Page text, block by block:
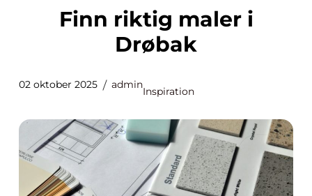
Finn riktig maler i
Drøbak
02 oktober 2025 admin
Inspiration